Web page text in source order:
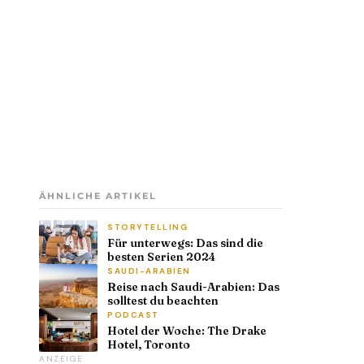
ÄHNLICHE ARTIKEL
STORYTELLING
Für unterwegs: Das sind die
besten Serien 2024
SAUDI-ARABIEN
Reise nach Saudi-Arabien: Das
solltest du beachten
PODCAST
Hotel der Woche: The Drake
Hotel, Toronto
ANZEIGE